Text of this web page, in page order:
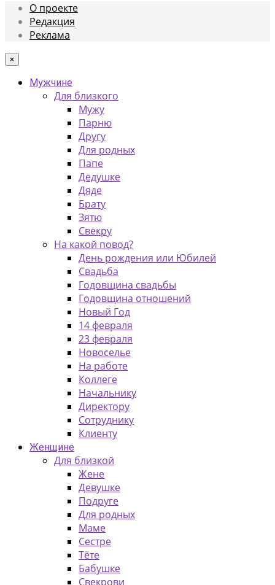
О проекте
Редакция
Реклама
×
Мужчине
Для близкого
Мужу
Парню
Другу
Для родных
Папе
Дедушке
Дяде
Брату
Зятю
Свекру
На какой повод?
День рождения или Юбилей
Свадьба
Годовщина свадьбы
Годовщина отношений
Новый Год
14 февраля
23 февраля
Новоселье
На работе
Коллеге
Начальнику
Директору
Сотруднику
Клиенту
Женщине
Для близкой
Жене
Девушке
Подруге
Для родных
Маме
Сестре
Тёте
Бабушке
Свекрови